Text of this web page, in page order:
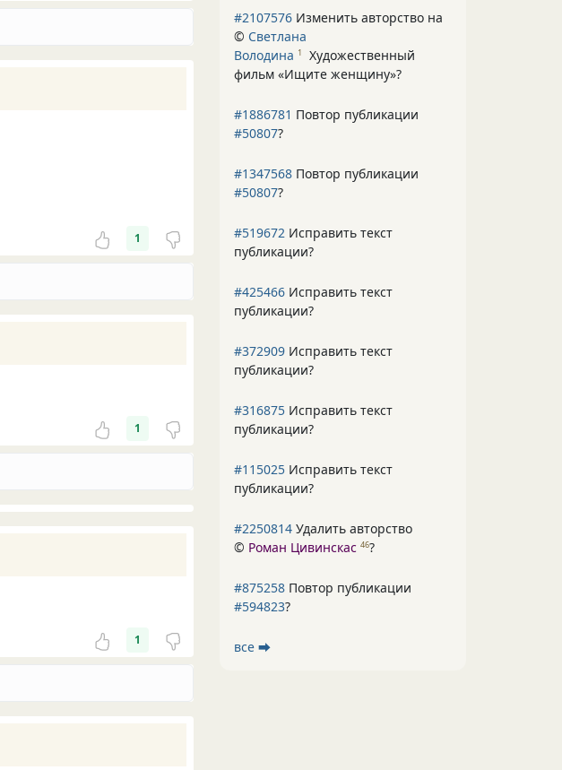
1
1
1
#2107576 Изменить авторство на
© Светлана
Володина 1
Художественный
фильм «Ищите женщину»?
#1886781 Повтор публикации
#50807?
#1347568 Повтор публикации
#50807?
#519672 Исправить текст
публикации?
#425466 Исправить текст
публикации?
#372909 Исправить текст
публикации?
#316875 Исправить текст
публикации?
#115025 Исправить текст
публикации?
#2250814 Удалить авторство
© Роман Цивинскас 46?
#875258 Повтор публикации
#594823?
все ⮕